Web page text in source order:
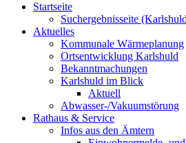
Startseite
Suchergebnisseite
Aktuelles
Kommunale Wärmeplanung
Ortsentwicklung Karlshuld
Bekanntmachungen
Karlshuld im Blick
Aktuell
Abwasser-/Vakuumstörung
Rathaus & Service
Infos aus den Ämtern